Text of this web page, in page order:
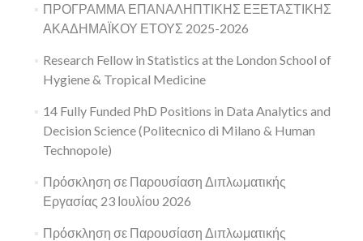
ΠΡΟΓΡΑΜΜΑ ΕΠΑΝΑΛΗΠΤΙΚΗΣ ΕΞΕΤΑΣΤΙΚΗΣ
ΑΚΑΔΗΜΑΪΚΟΥ ΕΤΟΥΣ 2025-2026
Research Fellow in Statistics at the London School of
Hygiene & Tropical Medicine
14 Fully Funded PhD Positions in Data Analytics and
Decision Science (Politecnico di Milano & Human
Technopole)
Πρόσκληση σε Παρουσίαση Διπλωματικής
Εργασίας 23 Ιουλίου 2026
Πρόσκληση σε Παρουσίαση Διπλωματικής